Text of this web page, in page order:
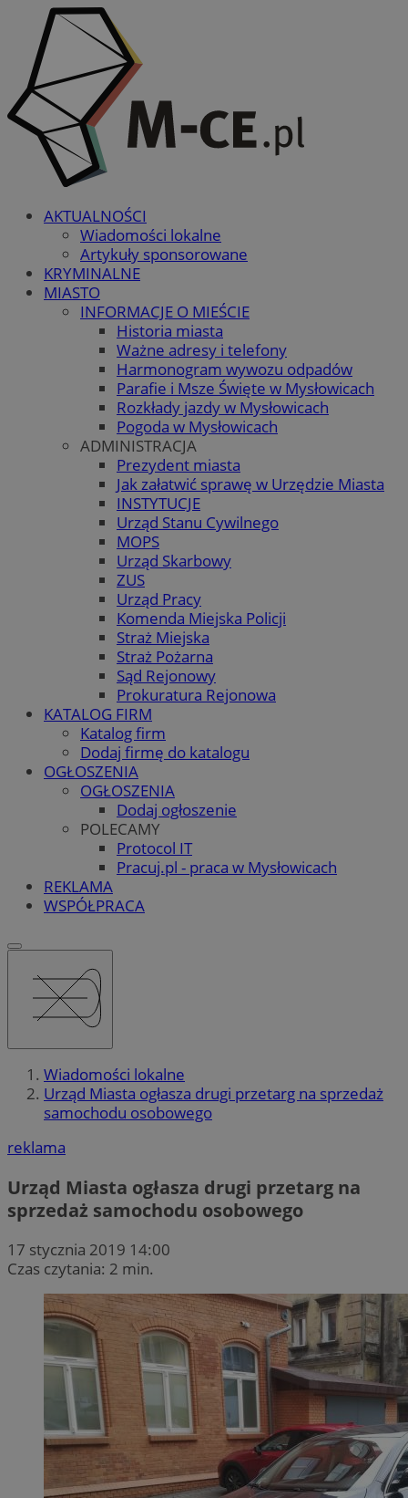
AKTUALNOŚCI
Wiadomości lokalne
Artykuły sponsorowane
KRYMINALNE
MIASTO
INFORMACJE O MIEŚCIE
Historia miasta
Ważne adresy i telefony
Harmonogram wywozu odpadów
Parafie i Msze Święte w Mysłowicach
Rozkłady jazdy w Mysłowicach
Pogoda w Mysłowicach
ADMINISTRACJA
Prezydent miasta
Jak załatwić sprawę w Urzędzie Miasta
INSTYTUCJE
Urząd Stanu Cywilnego
MOPS
Urząd Skarbowy
ZUS
Urząd Pracy
Komenda Miejska Policji
Straż Miejska
Straż Pożarna
Sąd Rejonowy
Prokuratura Rejonowa
KATALOG FIRM
Katalog firm
Dodaj firmę do katalogu
OGŁOSZENIA
OGŁOSZENIA
Dodaj ogłoszenie
POLECAMY
Protocol IT
Pracuj.pl - praca w Mysłowicach
REKLAMA
WSPÓŁPRACA
Wiadomości lokalne
Urząd Miasta ogłasza drugi przetarg na sprzedaż
samochodu osobowego
reklama
Urząd Miasta ogłasza drugi przetarg na
sprzedaż samochodu osobowego
17 stycznia 2019 14:00
Czas czytania: 2 min.